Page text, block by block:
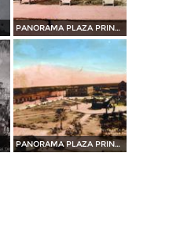
PANORAMA PLAZA PRINCIPAL
PANORAMA PLAZA PRINCIPAL